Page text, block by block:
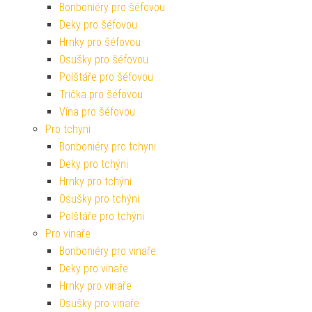
Bonboniéry pro šéfovou
Deky pro šéfovou
Hrnky pro šéfovou
Osušky pro šéfovou
Polštáře pro šéfovou
Trička pro šéfovou
Vína pro šéfovou
Pro tchyni
Bonboniéry pro tchyni
Deky pro tchýni
Hrnky pro tchýni
Osušky pro tchýni
Polštáře pro tchýni
Pro vinaře
Bonboniéry pro vinaře
Deky pro vinaře
Hrnky pro vinaře
Osušky pro vinaře